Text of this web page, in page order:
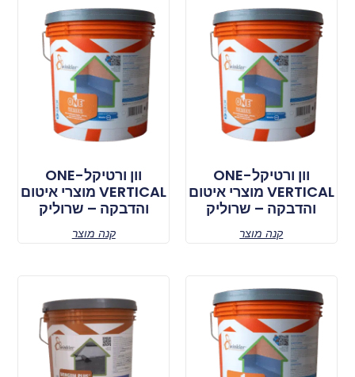
וון ורטיקל-ONE
VERTICAL מוצרי איטום
והדבקה – שרוליק
קנה מוצר
וון ורטיקל-ONE
VERTICAL מוצרי איטום
והדבקה – שרוליק
קנה מוצר